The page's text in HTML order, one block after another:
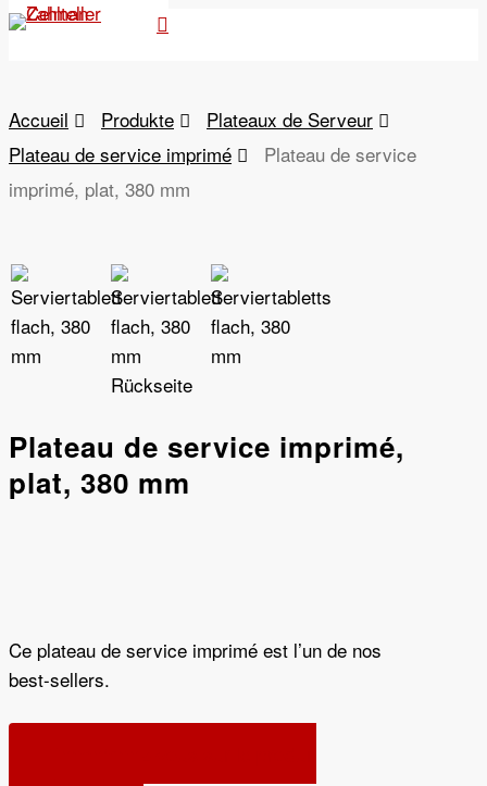
Skip
content
Menu
Accueil Produkte
Plateaux de Serveur
Plateau de service imprimé
Plateau de service
imprimé, plat, 380 mm
Plateau de service imprimé,
plat, 380 mm
Ce plateau de service imprimé est l’un de nos
best-sellers.